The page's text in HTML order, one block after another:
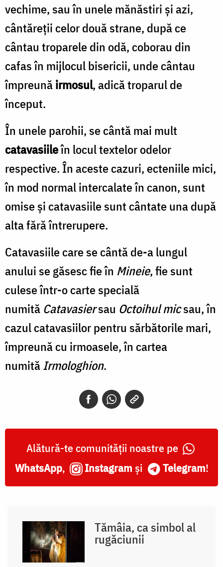
vechime, sau în unele mănăstiri și azi,
cântăreții celor două strane, după ce
cântau troparele din odă, coborau din
cafas în mijlocul bisericii, unde cântau
împreunăirmosul, adică troparul de
început.
În unele parohii, se cântă mai mult
catavasiileîn locul textelor odelor
respective. În aceste cazuri, ecteniile mici,
în mod normal intercalate în canon, sunt
omise şi catavasiile sunt cântate una după
alta fără întrerupere.
Catavasiile care se cântă de-a lungul
anului se găsesc fie în Mineie, fie sunt
culese într-o carte specială
numită Catavasiersau Octoihul micsau, în
cazul catavasiilor pentru sărbătorile mari,
împreună cu irmoasele, în cartea
numităIrmologhion.
Alătură-te comunității noastre pe
WhatsApp, Instagram și Telegram!
Tămâia, ca simbol al
rugăciunii